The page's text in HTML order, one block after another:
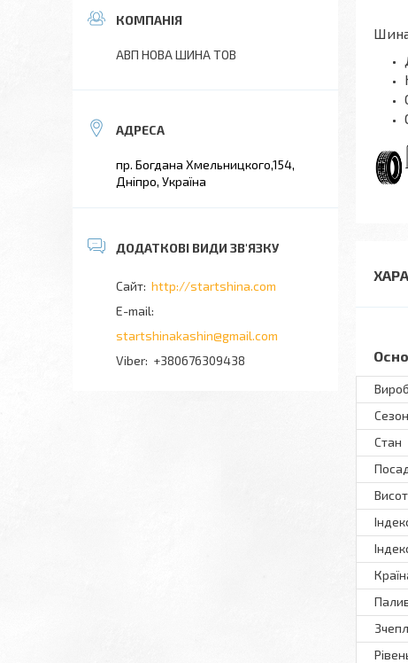
Стан
АВП НОВА ШИНА ТОВ
пр. Богдана Хмельницкого,154,
Дніпро, Україна
http://startshina.com
startshinakashin@gmail.com
+380676309438